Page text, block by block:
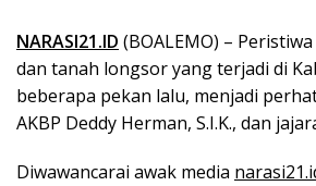
NARASI21.ID (BOALEMO) –
dan tanah longsor yang terjadi di
beberapa pekan lalu, menjadi
AKBP Deddy Herman, S.I.K., dan
Diwawancarai awak media